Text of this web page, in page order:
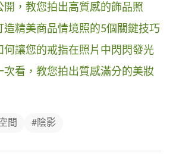
開，教您拍出高質感的飾品照
造精美商品情境照的5個關鍵技巧
何讓您的戒指在照片中閃閃發光
次看，教您拍出質感滿分的美妝
間 #陰影